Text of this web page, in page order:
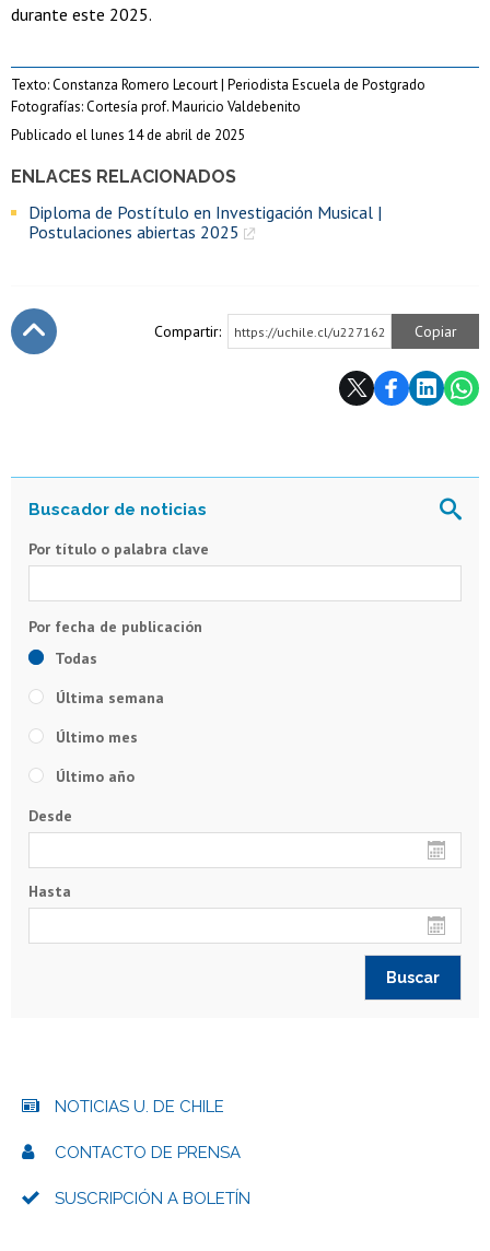
ENLACES RELACIONADOS
Diploma de Postítulo en Investigación Musical |
Postulaciones abiertas 2025
durante este 2025.
Texto: Constanza Romero Lecourt | Periodista Escuela de Postgrado
Fotografías: Cortesía prof. Mauricio Valdebenito
Publicado el lunes 14 de abril de 2025
Compartir: https://uchile.cl/u227162 Copiar
Por título o palabra clave
Todas
Última semana
Último mes
Último año
Desde
Hasta
NOTICIAS U. DE CHILE
CONTACTO DE PRENSA
SUSCRIPCIÓN A BOLETÍN